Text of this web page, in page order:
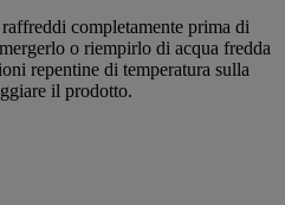
completamente prima di
o riempirlo di acqua fredda
repentine di temperatura sulla
il prodotto.